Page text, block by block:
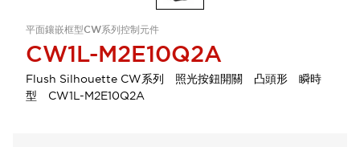
平面鑲嵌框型CW系列控制元件
CW1L-M2E10Q2A
Flush Silhouette CW系列 照光按鈕開關 凸頭形 瞬時
型 CW1L-M2E10Q2A